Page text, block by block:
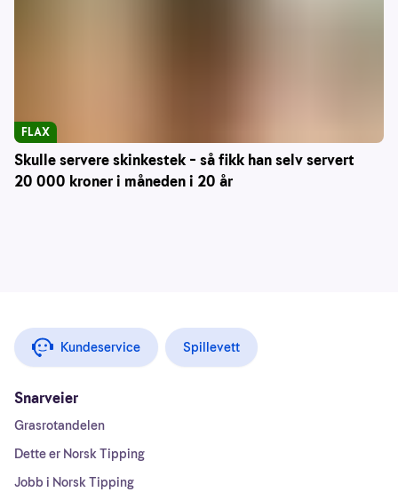
Skulle servere skinkestek – så fikk han selv servert
20 000 kroner i måneden i 20 år
FLAX
Kundeservice Spillevett
Snarveier
Grasrotandelen
Dette er Norsk Tipping
Jobb i Norsk Tipping